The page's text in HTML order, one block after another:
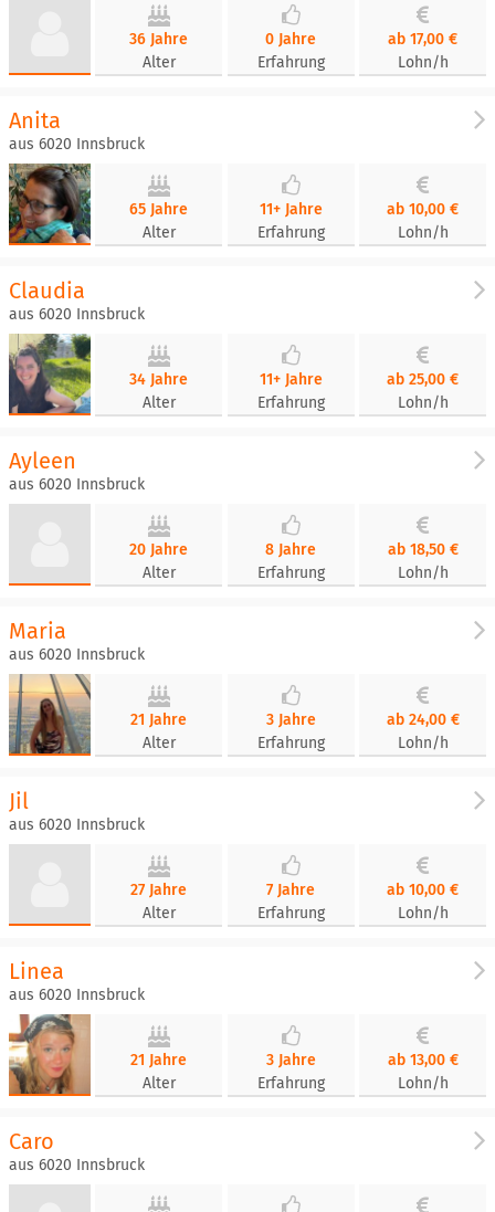
36 Jahre
Alter
0 Jahre
Erfahrung
ab 17,00 €
Lohn/h
Anita
aus 6020 Innsbruck
65 Jahre
Alter
11+ Jahre
Erfahrung
ab 10,00 €
Lohn/h
Claudia
aus 6020 Innsbruck
34 Jahre
Alter
11+ Jahre
Erfahrung
ab 25,00 €
Lohn/h
Ayleen
aus 6020 Innsbruck
20 Jahre
Alter
8 Jahre
Erfahrung
ab 18,50 €
Lohn/h
Maria
aus 6020 Innsbruck
21 Jahre
Alter
3 Jahre
Erfahrung
ab 24,00 €
Lohn/h
Jil
aus 6020 Innsbruck
27 Jahre
Alter
7 Jahre
Erfahrung
ab 10,00 €
Lohn/h
Linea
aus 6020 Innsbruck
21 Jahre
Alter
3 Jahre
Erfahrung
ab 13,00 €
Lohn/h
Caro
aus 6020 Innsbruck